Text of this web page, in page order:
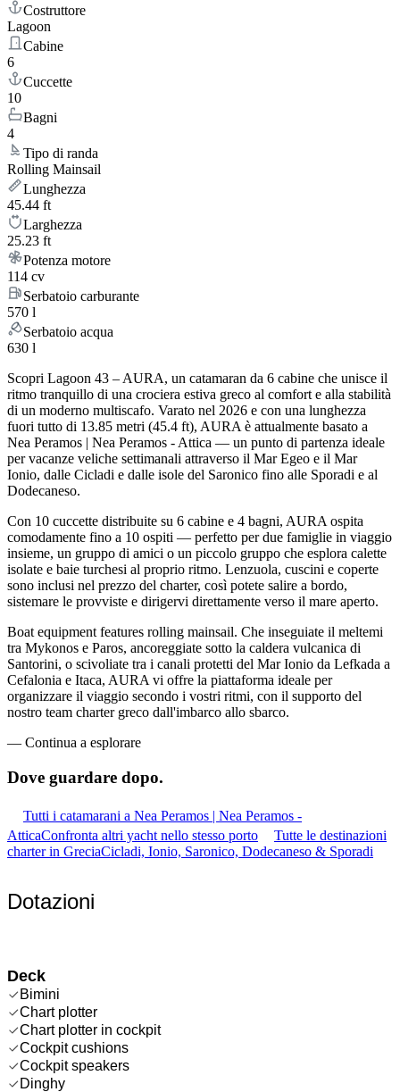
Costruttore
Lagoon
Cabine
6
Cuccette
10
Bagni
4
Tipo di randa
Rolling Mainsail
Lunghezza
45.44 ft
Larghezza
25.23 ft
Potenza motore
114 cv
Serbatoio carburante
570 l
Serbatoio acqua
630 l
Scopri Lagoon 43 – AURA, un catamaran da 6 cabine che unisce il
ritmo tranquillo di una crociera estiva greco al comfort e alla stabilità
di un moderno multiscafo. Varato nel 2026 e con una lunghezza
fuori tutto di 13.85 metri (45.4 ft), AURA è attualmente basato a
Nea Peramos | Nea Peramos - Attica — un punto di partenza ideale
per vacanze veliche settimanali attraverso il Mar Egeo e il Mar
Ionio, dalle Cicladi e dalle isole del Saronico fino alle Sporadi e al
Dodecaneso.
Con 10 cuccette distribuite su 6 cabine e 4 bagni, AURA ospita
comodamente fino a 10 ospiti — perfetto per due famiglie in viaggio
insieme, un gruppo di amici o un piccolo gruppo che esplora calette
isolate e baie turchesi al proprio ritmo. Lenzuola, cuscini e coperte
sono inclusi nel prezzo del charter, così potete salire a bordo,
sistemare le provviste e dirigervi direttamente verso il mare aperto.
Boat equipment features rolling mainsail. Che inseguiate il meltemi
tra Mykonos e Paros, ancoreggiate sotto la caldera vulcanica di
Santorini, o scivoliate tra i canali protetti del Mar Ionio da Lefkada a
Cefalonia e Itaca, AURA vi offre la piattaforma ideale per
organizzare il viaggio secondo i vostri ritmi, con il supporto del
nostro team charter greco dall'imbarco allo sbarco.
— Continua a esplorare
Dove guardare dopo.
Tutti i catamarani a Nea Peramos | Nea Peramos -
AtticaConfronta altri yacht nello stesso porto
Tutte le destinazioni
charter in GreciaCicladi, Ionio, Saronico, Dodecaneso & Sporadi
Dotazioni
Deck
Bimini
Chart plotter
Chart plotter in cockpit
Cockpit cushions
Cockpit speakers
Dinghy